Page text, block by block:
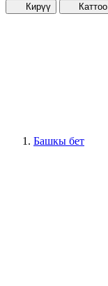
Кирүү Каттоо
Башкы бет